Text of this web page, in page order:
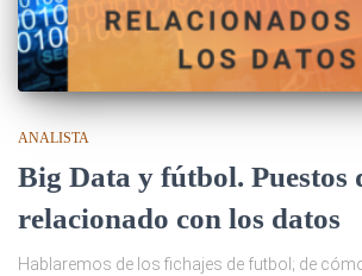
ANALISTA
Big Data y fútbol. Puestos
relacionado con los datos
Hablaremos de los fichajes de futbol; de